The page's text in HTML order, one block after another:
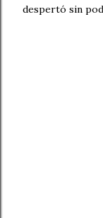
despertó sin